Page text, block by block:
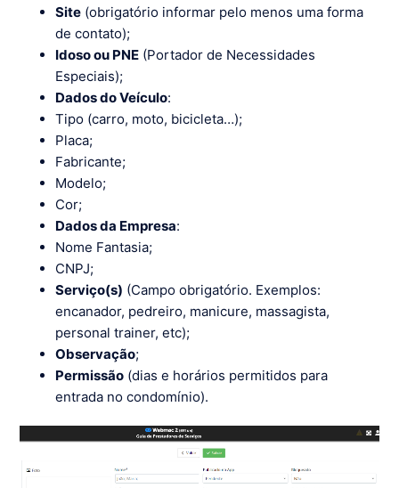
Site (obrigatório informar pelo menos uma forma
de contato);
Idoso ou PNE (Portador de Necessidades
Especiais);
Dados do Veículo:
Tipo (carro, moto, bicicleta…);
Placa;
Fabricante;
Modelo;
Cor;
Dados da Empresa:
Nome Fantasia;
CNPJ;
Serviço(s) (Campo obrigatório. Exemplos:
encanador, pedreiro, manicure, massagista,
personal trainer, etc);
Observação;
Permissão (dias e horários permitidos para
entrada no condomínio).